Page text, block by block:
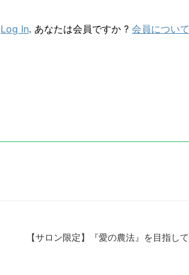
Log In. あなたは会員ですか ? 会員について
【サロン限定】『愛の農法』を目指して